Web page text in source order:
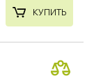
КУПИТЬ